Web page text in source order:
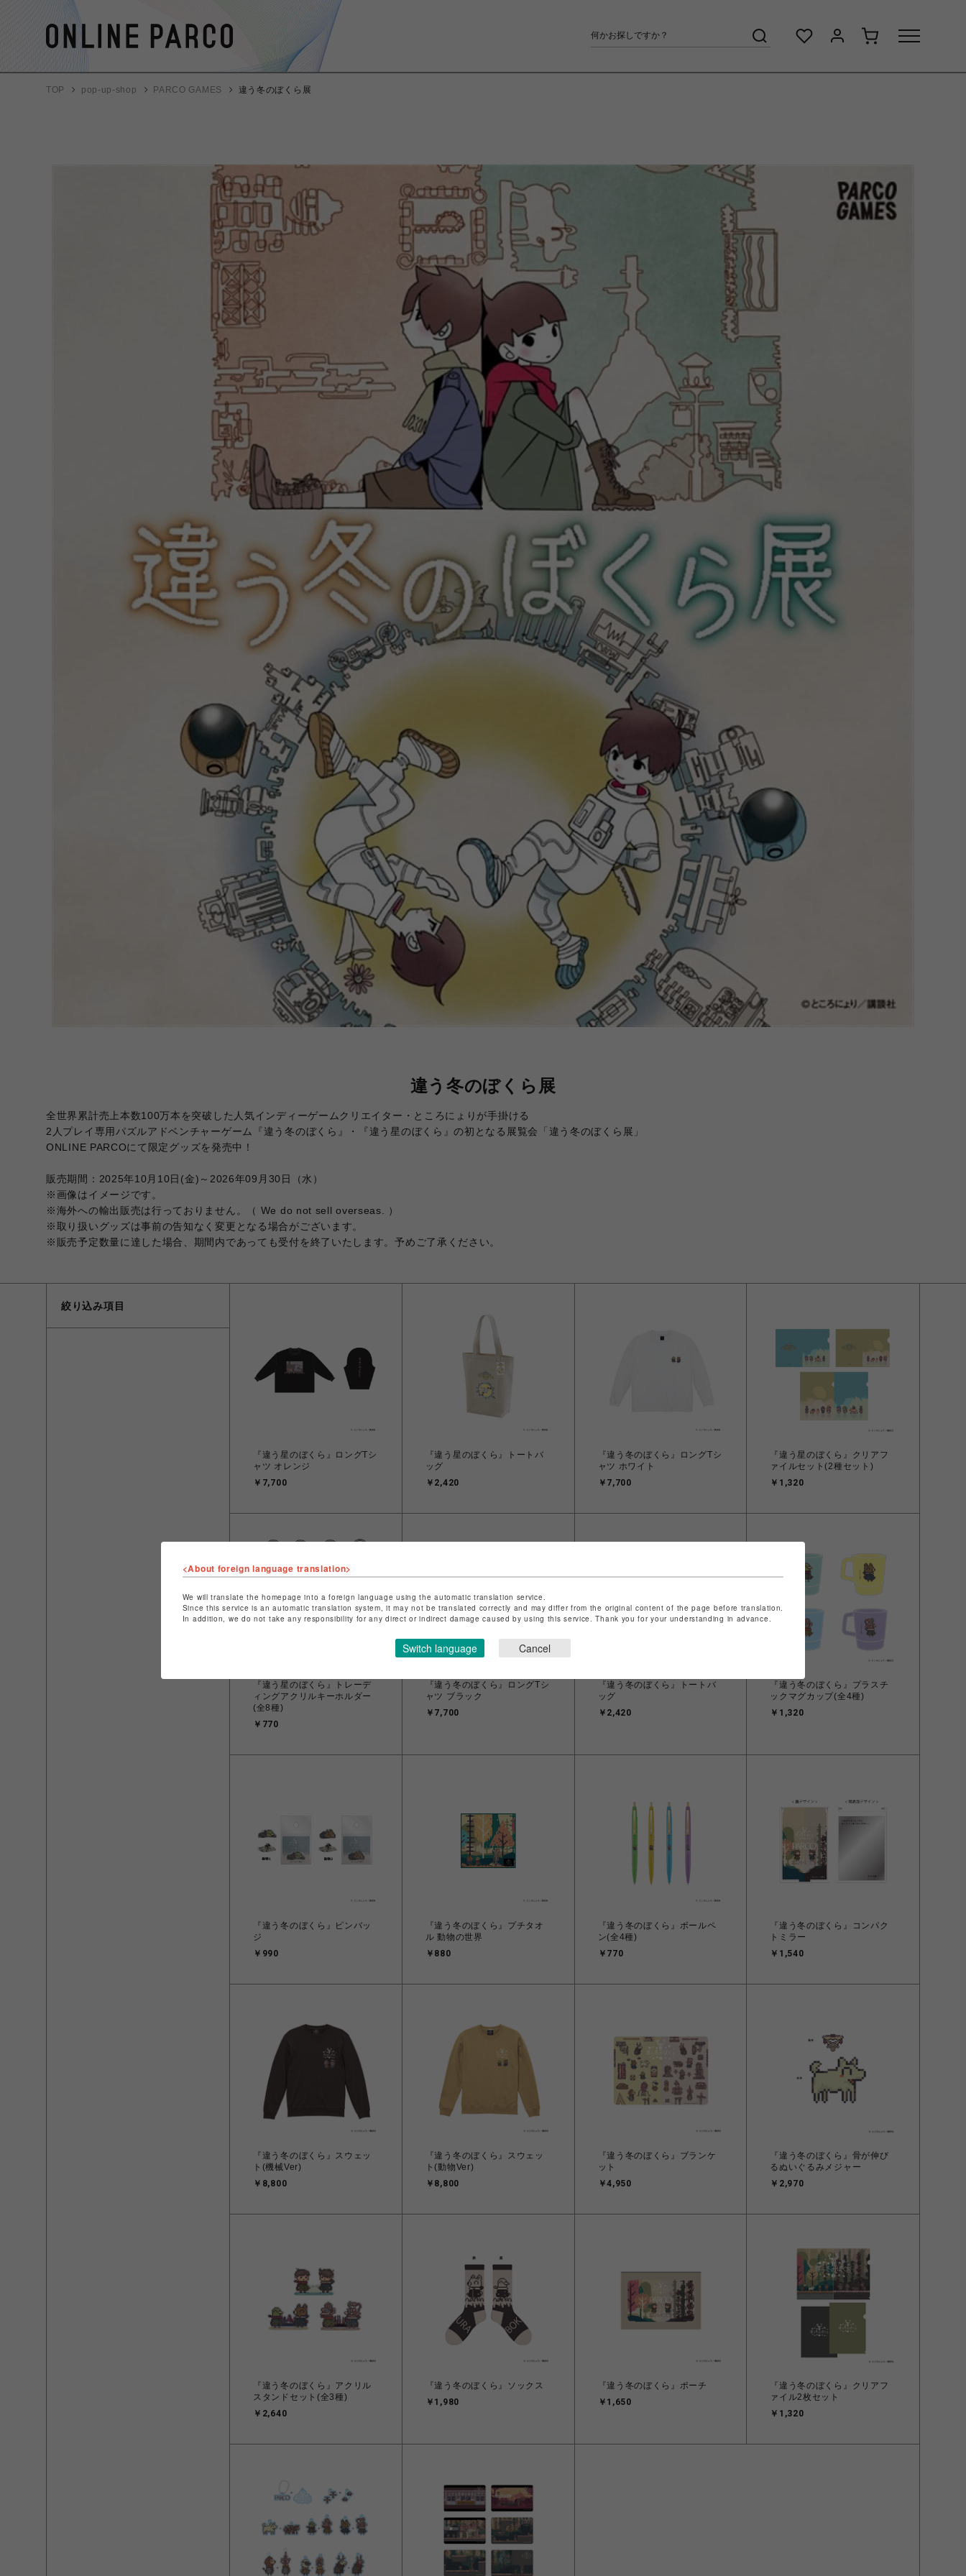
TOP pop-up-shop PARCO GAMES 違う冬のぼくら展
違う冬のぼくら展
全世界累計売上本数100万本を突破した人気インディーゲームクリエイター・ところにょりが手掛ける
2人プレイ専用パズルアドベンチャーゲーム『違う冬のぼくら』・『違う星のぼくら』の初となる展覧会「違う冬のぼくら展」
ONLINE PARCOにて限定グッズを発売中！
販売期間：2025年10月10日(金)～2026年09月30日（水）
※画像はイメージです。
※海外への輸出販売は行っておりません。（ We do not sell overseas. ）
※取り扱いグッズは事前の告知なく変更となる場合がございます。
※販売予定数量に達した場合、期間内であっても受付を終了いたします。予めご了承ください。
絞り込み項目
『違う星のぼくら』ロングTシ
ャツ オレンジ
￥7,700
『違う星のぼくら』トートバ
ッグ
￥2,420
『違う冬のぼくら』ロングTシ
ャツ ホワイト
￥7,700
『違う星のぼくら』クリアフ
ァイルセット(2種セット)
￥1,320
『違う星のぼくら』トレーデ
ィングアクリルキーホルダー
(全8種)
￥770
『違う冬のぼくら』ロングTシ
ャツ ブラック
￥7,700
『違う冬のぼくら』トートバ
ッグ
￥2,420
『違う冬のぼくら』プラスチ
ックマグカップ(全4種)
￥1,320
『違う冬のぼくら』ピンバッ
ジ
￥990
『違う冬のぼくら』プチタオ
ル 動物の世界
￥880
『違う冬のぼくら』ボールペ
ン(全4種)
￥770
『違う冬のぼくら』コンパク
トミラー
￥1,540
『違う冬のぼくら』スウェッ
ト(機械Ver)
￥8,800
『違う冬のぼくら』スウェッ
ト(動物Ver)
￥8,800
『違う冬のぼくら』ブランケ
ット
￥4,950
『違う冬のぼくら』骨が伸び
るぬいぐるみメジャー
￥2,970
『違う冬のぼくら』アクリル
スタンドセット(全3種)
￥2,640
『違う冬のぼくら』ソックス
￥1,980
『違う冬のぼくら』ポーチ
￥1,650
『違う冬のぼくら』クリアフ
ァイル2枚セット
￥1,320
<About foreign language translation>
We will translate the homepage into a foreign language using the automatic translation service.
Since this service is an automatic translation system, it may not be translated correctly and may differ from the original content of the page before translation.
In addition, we do not take any responsibility for any direct or indirect damage caused by using this service. Thank you for your understanding in advance.
Switch language Cancel